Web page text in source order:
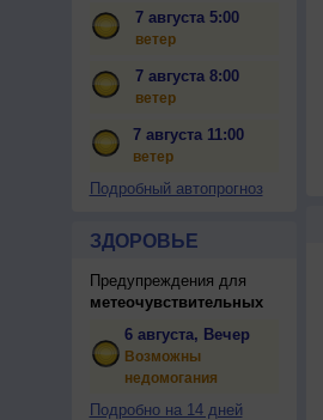
7 августа 5:00
ветер
7 августа 8:00
ветер
7 августа 11:00
ветер
Подробный автопрогноз
ЗДОРОВЬЕ
Предупреждения для
метеочувствительных
6 августа, Вечер
Возможны
недомогания
Подробно на 14 дней